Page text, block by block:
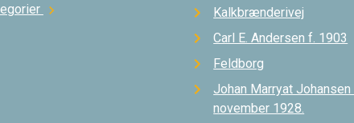
chevron_right
Kalkbrænderivej
Carl E. Andersen f. 1903
Feldborg
Johan Marryat Johansen
november 1928.